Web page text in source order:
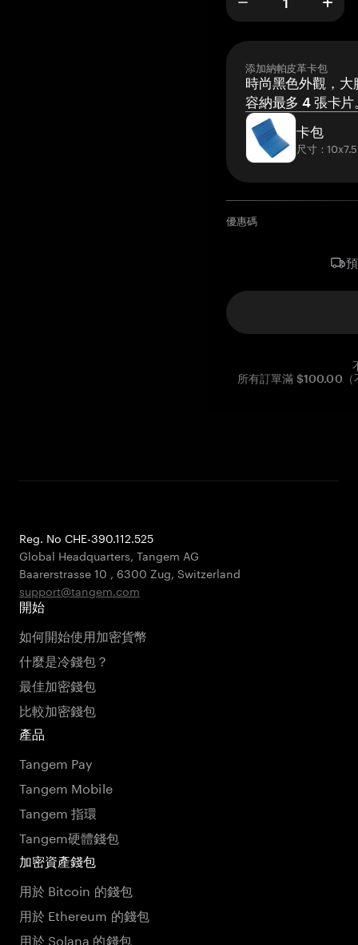
添加納帕皮革卡包
時尚黑色外觀，大
容納最多 4 張卡片
卡包
尺寸：
優惠碼
所有訂單滿 $100.00（
Reg. No CHE-390.112.525
Global Headquarters, Tangem AG
Baarerstrasse 10 , 6300 Zug, Switzerland
support@tangem.com
開始
如何開始使用加密貨幣
什麼是冷錢包？
最佳加密錢包
比較加密錢包
產品
Tangem Pay
Tangem Mobile
Tangem 指環
Tangem硬體錢包
加密資產錢包
用於 Bitcoin 的錢包
用於 Ethereum 的錢包
用於 Solana 的錢包